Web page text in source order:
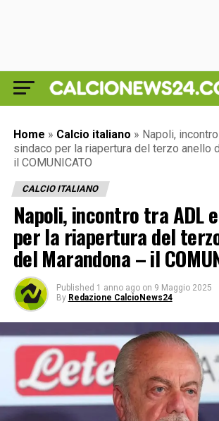
Home » Calcio italiano » Napoli,
sindaco per la riapertura del terzo anello
il COMUNICATO
CALCIO ITALIANO
Napoli, incontro tra ADL
per la riapertura del
del Marandona – il
Published 1 anno ago on 9 Maggio 2025
By Redazione CalcioNews24